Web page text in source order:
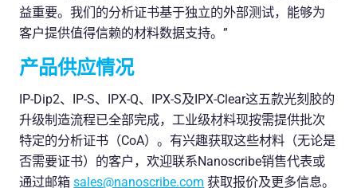
益重要。我们的分析证书基于独立的外部测试，能够为
客户提供值得信赖的材料数据支持。”
产品供应情况
IP-Dip2、IP-S、IPX-Q、IPX-S及IPX-Clear这五款光刻胶的
升级制造流程已全部完成，工业级材料现按需提供批次
特定的分析证书（CoA）。有兴趣获取这些材料（无论是
否需要证书）的客户，欢迎联系Nanoscribe销售代表或
通过邮箱sales@nanoscribe.com 获取报价及更多信息。